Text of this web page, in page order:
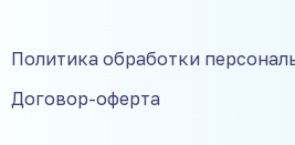
Политика обработки
Договор-оферта